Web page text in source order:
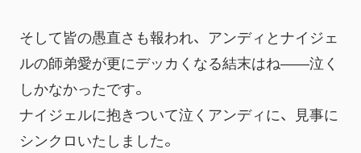
そして皆の愚直さも報われ、アンディとナイジェ
ルの師弟愛が更にデッカくなる結末はね――泣く
しかなかったです。
ナイジェルに抱きついて泣くアンディに、見事に
シンクロいたしました。